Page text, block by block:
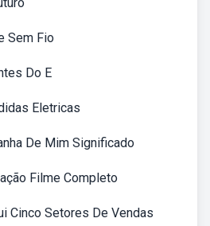
Sem Fio
Do E
Eletricas
De Mim Significado
Filme Completo
Cinco Setores De Vendas